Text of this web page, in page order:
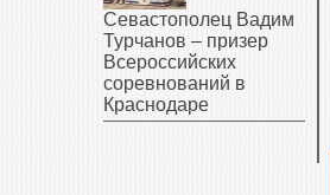
Севастополец Вадим
Турчанов – призер
Всероссийских
соревнований в
Краснодаре